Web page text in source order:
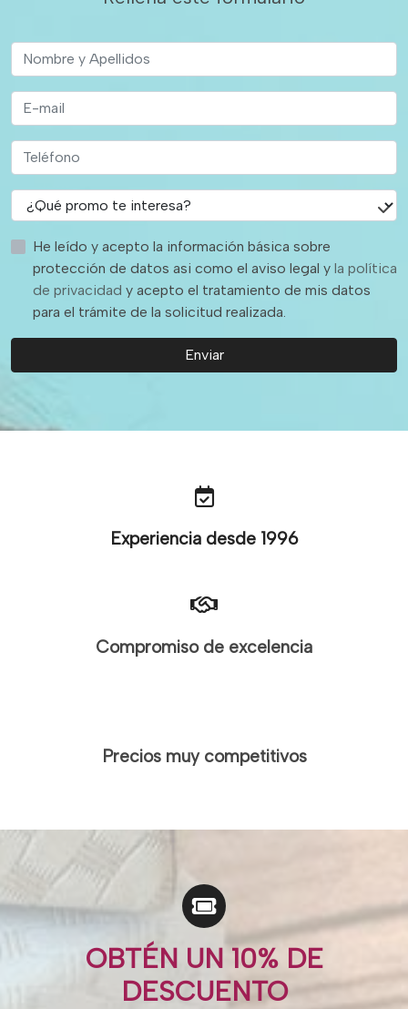
He leído y acepto la información básica sobre
protección de datos asi como el aviso legal y la política
de privacidad y acepto el tratamiento de mis datos
para el trámite de la solicitud realizada.
Enviar
Experiencia desde 1996
Compromiso de excelencia
Precios muy competitivos
OBTÉN UN 10% DE
DESCUENTO